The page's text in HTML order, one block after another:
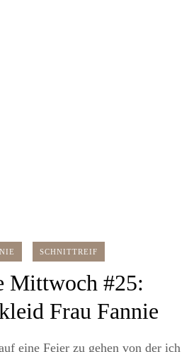
SCHNITTREIF
Mittwoch #25:
Frau Fannie
eine Feier zu gehen von der ich